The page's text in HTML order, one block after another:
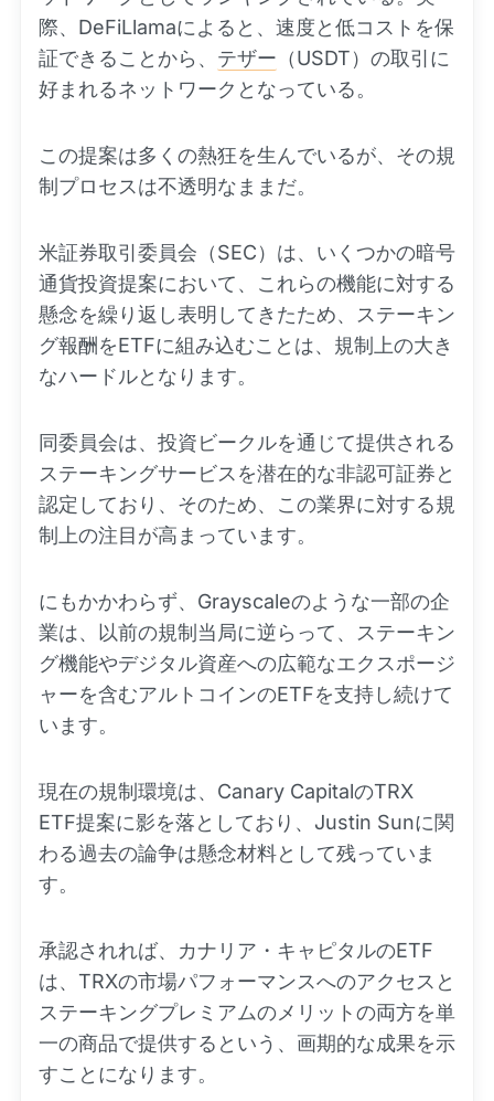
際、DeFiLlamaによると、速度と低コストを保
証できることから、 テザー （USDT）の取引に
好まれるネットワークとなっている。
この提案は多くの熱狂を生んでいるが、その規
制プロセスは不透明なままだ。
米証券取引委員会（SEC）は、いくつかの暗号
通貨投資提案において、これらの機能に対する
懸念を繰り返し表明してきたため、ステーキン
グ報酬をETFに組み込むことは、規制上の大き
なハードルとなります。
同委員会は、投資ビークルを通じて提供される
ステーキングサービスを潜在的な非認可証券と
認定しており、そのため、この業界に対する規
制上の注目が高まっています。
にもかかわらず、Grayscaleのような一部の企
業は、以前の規制当局に逆らって、ステーキン
グ機能やデジタル資産への広範なエクスポージ
ャーを含むアルトコインのETFを支持し続けて
います。
現在の規制環境は、Canary CapitalのTRX
ETF提案に影を落としており、Justin Sunに関
わる過去の論争は懸念材料として残っていま
す。
承認されれば、カナリア・キャピタルのETF
は、TRXの市場パフォーマンスへのアクセスと
ステーキングプレミアムのメリットの両方を単
一の商品で提供するという、画期的な成果を示
すことになります。